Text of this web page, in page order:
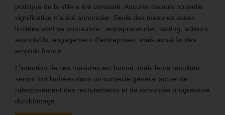
politique de la ville a été constaté. Aucune mesure nouvelle
significative n’a été annoncée. Seule des mesures assez
limitées vont se poursuivre : entrepreneuriat, testing, acteurs
associatifs, engagement d’entreprises, mais aussi fin des
emplois francs.
L’intention de ces mesures est bonne, mais leurs résultats
seront fort limitées dans un contexte général actuel de
ralentissement des recrutements et de remontée progressive
du chômage.